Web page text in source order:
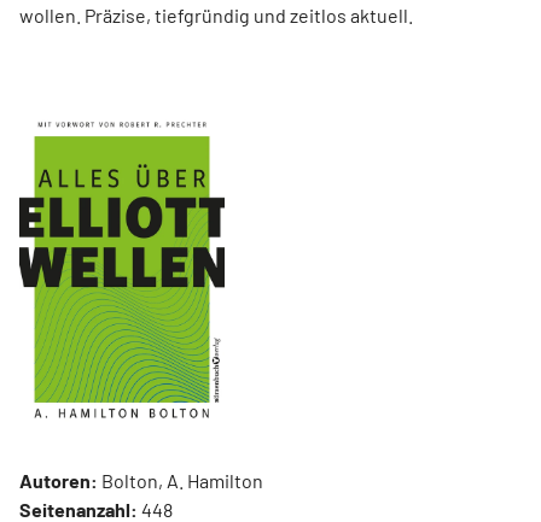
wollen. Präzise, tiefgründig und zeitlos aktuell.
Autoren: Bolton, A. Hamilton
Seitenanzahl: 448